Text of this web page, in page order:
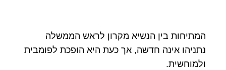
המתיחות בין הנשיא מקרון לראש הממשלה
נתניהו אינה חדשה, אך כעת היא הופכת לפומבית
ולמוחשית.